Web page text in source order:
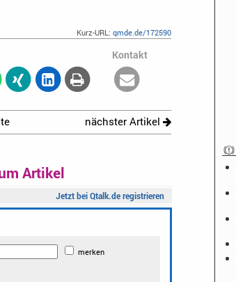
Kurz-URL:qmde.de/172590
Kontakt
nächster Artikel
Artikel